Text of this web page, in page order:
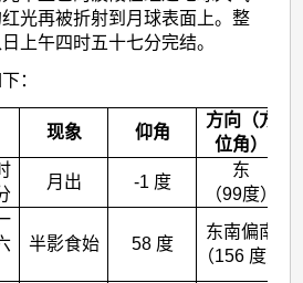
光再被折射到月球表面上。整
上午四时五十七分完结。
：
现象 仰角
方向（方
位角）
月出 -1 度
东
（99度）
半影食始 58 度
东南偏南
（156 度）